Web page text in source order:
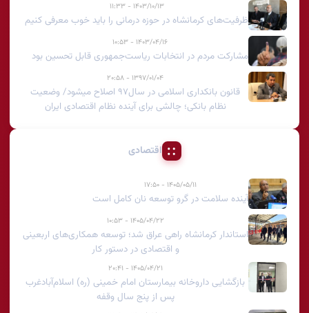
۱۴۰۳/۱۰/۱۳ - ۱۱:۳۳
ظرفیت‌های کرمانشاه در حوزه درمانی را باید خوب معرفی کنیم
۱۴۰۳/۰۴/۱۶ - ۱۰:۵۳
مشارکت مردم در انتخابات ریاست‌جمهوری قابل تحسین بود
۱۳۹۷/۰۱/۰۴ - ۲۰:۵۸
قانون بانکداری اسلامی در سال۹۷ اصلاح می‎شود/ وضعیت
نظام بانکی؛ چالشی برای آینده نظام اقتصادی ایران
اقتصادی
۱۴۰۵/۰۵/۱۱ - ۱۷:۵۰
آینده سلامت در گرو توسعه نان کامل است
۱۴۰۵/۰۴/۲۲ - ۱۰:۵۳
استاندار کرمانشاه راهی عراق شد؛ توسعه همکاری‌های اربعینی
و اقتصادی در دستور کار
۱۴۰۵/۰۴/۲۱ - ۲۰:۴۱
بازگشایی داروخانه بیمارستان امام خمینی (ره) اسلام‌آبادغرب
پس از پنج سال وقفه